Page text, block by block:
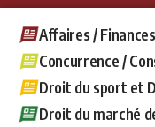
Affaires / Finances
Concurrence /
Droit du sport et
Droit du marché